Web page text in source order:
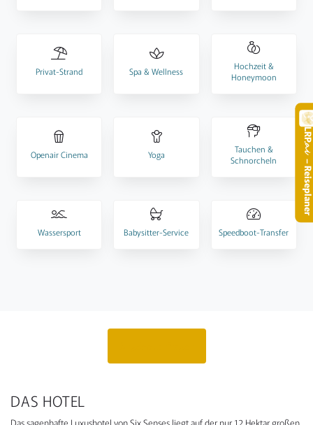
–
Privat-Strand Spa & Wellness
Hochzeit &
Honeymoon
Openair Cinema Yoga
Tauchen &
Schnorcheln
Wassersport Babysitter-Service Speedboot-Transfer
DAS HOTEL